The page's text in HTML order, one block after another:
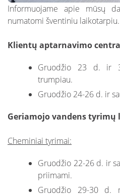
Informuojame apie mūsų
numatomi šventiniu laikotarpiu.
Klientų aptarnavimo
Gruodžio 23 d. ir
trumpiau.
Gruodžio 24-26 d. ir
Geriamojo vandens
Cheminiai tyrimai:
Gruodžio 22-26 d. ir
priimami.
Gruodžio 29-30 d.